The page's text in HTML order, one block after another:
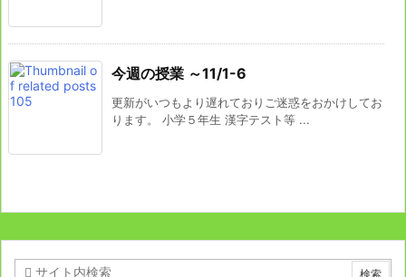
今週の授業 ～11/1-6
更新がいつもより遅れておりご迷惑をおかけしてお
ります。 小学５年生 漢字テスト等 ...